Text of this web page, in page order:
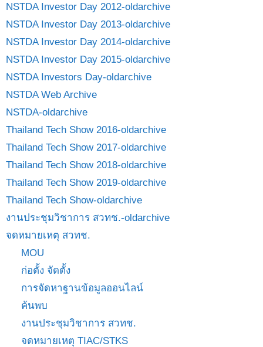
NSTDA Investor Day 2012-oldarchive
NSTDA Investor Day 2013-oldarchive
NSTDA Investor Day 2014-oldarchive
NSTDA Investor Day 2015-oldarchive
NSTDA Investors Day-oldarchive
NSTDA Web Archive
NSTDA-oldarchive
Thailand Tech Show 2016-oldarchive
Thailand Tech Show 2017-oldarchive
Thailand Tech Show 2018-oldarchive
Thailand Tech Show 2019-oldarchive
Thailand Tech Show-oldarchive
งานประชุมวิชาการ สวทช.-oldarchive
จดหมายเหตุ สวทช.
MOU
ก่อตั้ง จัดตั้ง
การจัดหาฐานข้อมูลออนไลน์
ค้นพบ
งานประชุมวิชาการ สวทช.
จดหมายเหตุ TIAC/STKS